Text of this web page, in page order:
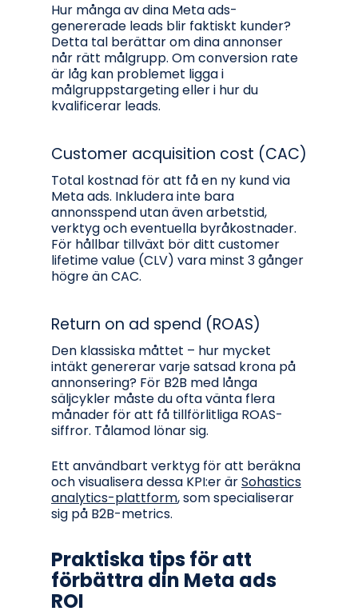
Hur många av dina Meta ads-
genererade leads blir faktiskt kunder?
Detta tal berättar om dina annonser
når rätt målgrupp. Om conversion rate
är låg kan problemet ligga i
målgruppstargeting eller i hur du
kvalificerar leads.
Customer acquisition cost (CAC)
Total kostnad för att få en ny kund via
Meta ads. Inkludera inte bara
annonsspend utan även arbetstid,
verktyg och eventuella byråkostnader.
För hållbar tillväxt bör ditt customer
lifetime value (CLV) vara minst 3 gånger
högre än CAC.
Return on ad spend (ROAS)
Den klassiska måttet – hur mycket
intäkt genererar varje satsad krona på
annonsering? För B2B med långa
säljcykler måste du ofta vänta flera
månader för att få tillförlitliga ROAS-
siffror. Tålamod lönar sig.
Ett användbart verktyg för att beräkna
och visualisera dessa KPI:er ärSohastics
analytics-plattform, som specialiserar
sig på B2B-metrics.
Praktiska tips för att
förbättra din Meta ads
ROI